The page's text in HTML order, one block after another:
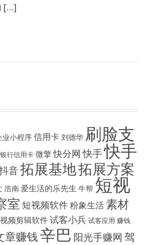
[…]
业小程序信用卡刘德华 刷脸支
行信用卡 微擎快分网 快手快手
音拓展基地拓展方案
浩南爱生活的乐先生 牛帮 短视
室 短视频软件粉象生活素材
视频剪辑软件试客小兵 试客应用 赚钱
章赚钱辛巴 阳光手赚网驾